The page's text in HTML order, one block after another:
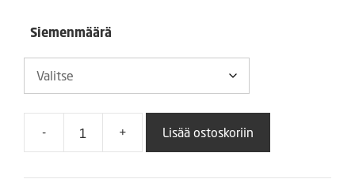
Siemenmäärä
-
Ahkeraliisa
+ Lisää ostoskoriin